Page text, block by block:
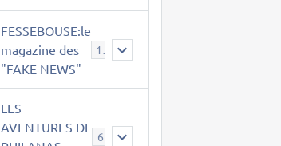
FESSEBOUSE:le
magazine des
"FAKE NEWS"
19
LES
AVENTURES DE